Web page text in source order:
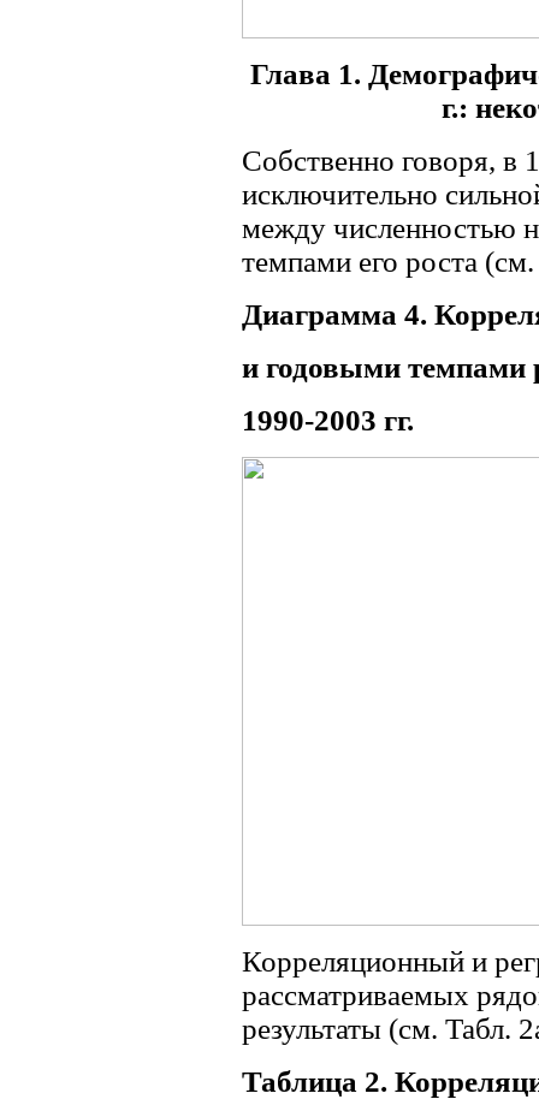
Глава 1.
г.:
Собственно говоря, в
исключительно
между численностью
темпами его роста
Диаграмма 4.
и годовыми темпами
1990-2003 гг.
Корреляционный и
рассматриваемых
результаты (см. Табл.
Таблица 2.